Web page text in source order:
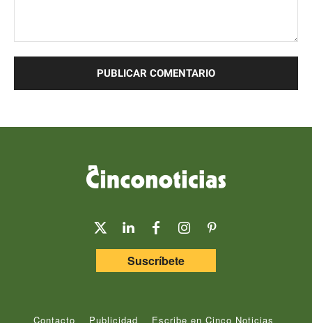
Suscríbete
Contacto Publicidad Escribe en Cinco Noticias